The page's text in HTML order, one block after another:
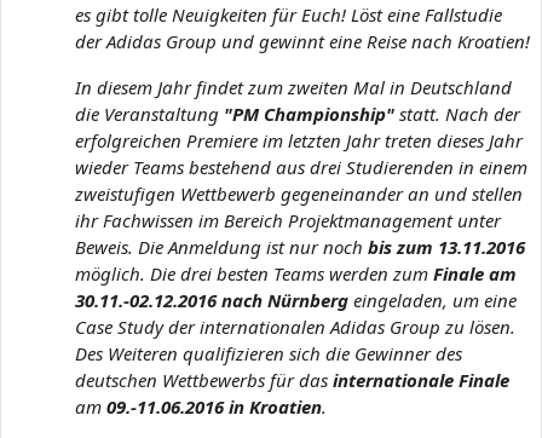
es gibt tolle Neuigkeiten für Euch! Löst eine Fallstudie
der Adidas Group und gewinnt eine Reise nach Kroatien!
In diesem Jahr findet zum zweiten Mal in Deutschland
die Veranstaltung "PM Championship" statt. Nach der
erfolgreichen Premiere im letzten Jahr treten dieses Jahr
wieder Teams bestehend aus drei Studierenden in einem
zweistufigen Wettbewerb gegeneinander an und stellen
ihr Fachwissen im Bereich Projektmanagement unter
Beweis. Die Anmeldung ist nur noch bis zum 13.11.2016
möglich. Die drei besten Teams werden zum Finale am
30.11.-02.12.2016 nach Nürnberg eingeladen, um eine
Case Study der internationalen Adidas Group zu lösen.
Des Weiteren qualifizieren sich die Gewinner des
deutschen Wettbewerbs für das internationale Finale
am 09.-11.06.2016 in Kroatien.